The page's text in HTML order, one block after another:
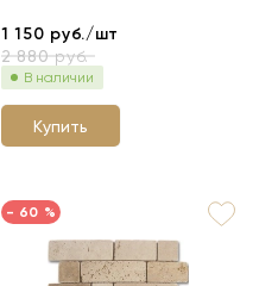
1 150 руб./шт
2 880руб.
В наличии
Купить
- 60 %